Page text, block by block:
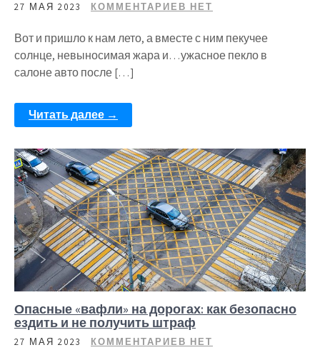
27 МАЯ 2023 КОММЕНТАРИЕВ НЕТ
Вот и пришло к нам лето, а вместе с ним пекучее
солнце, невыносимая жара и…ужасное пекло в
салоне авто после […]
Читать далее →
Опасные «вафли» на дорогах: как безопасно
ездить и не получить штраф
27 МАЯ 2023 КОММЕНТАРИЕВ НЕТ